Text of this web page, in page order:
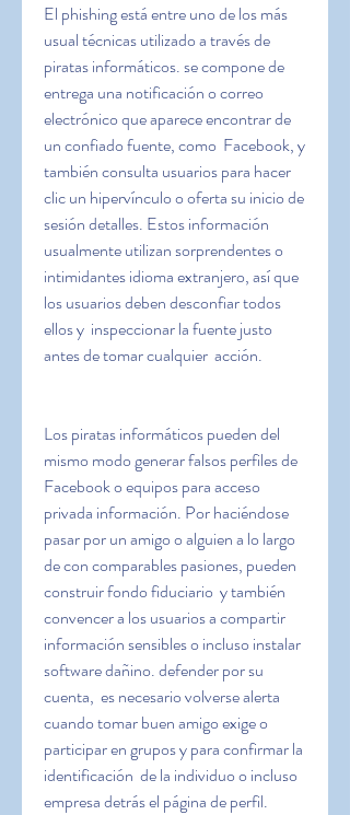
El phishing está entre uno de los más
usual técnicas utilizado a través de
piratas informáticos. se compone de
entrega una notificación o correo
electrónico que aparece encontrar de
un confiado fuente, como  Facebook, y
también consulta usuarios para hacer
clic un hipervínculo o oferta su inicio de
sesión detalles. Estos información
usualmente utilizan sorprendentes o
intimidantes idioma extranjero, así que
los usuarios deben desconfiar todos
ellos y  inspeccionar la fuente justo
antes de tomar cualquier  acción.
Los piratas informáticos pueden del
mismo modo generar falsos perfiles de
Facebook o equipos para acceso
privada información. Por haciéndose
pasar por un amigo o alguien a lo largo
de con comparables pasiones, pueden
construir fondo fiduciario  y también
convencer a los usuarios a compartir
información sensibles o incluso instalar
software dañino. defender por su
cuenta,  es necesario volverse alerta
cuando tomar buen amigo exige o
participar en grupos y para confirmar la
identificación  de la individuo o incluso
empresa detrás el página de perfil.